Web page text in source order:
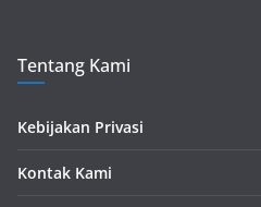
Tentang Kami
Kebijakan Privasi
Kontak Kami